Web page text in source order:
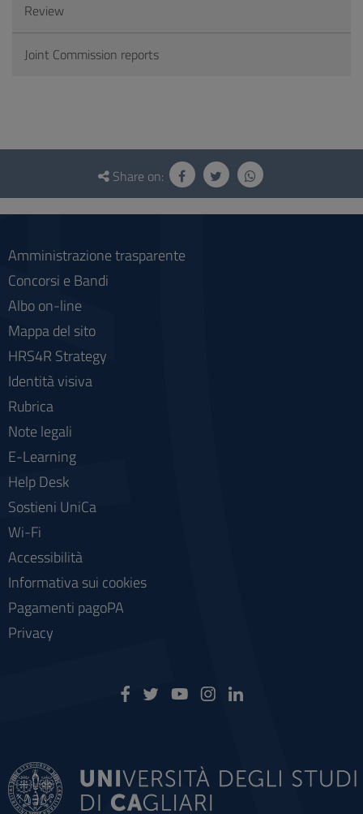
Review
Joint Commission reports
Questionnaire
social
Share on:
Amministrazione trasparente
Concorsi e Bandi
Albo on-line
Mappa del sito
HRS4R Strategy
Identità visiva
Rubrica
Note legali
E-Learning
Help Desk
Sostieni UniCa
Wi-Fi
Accessibilità
Informativa sui cookies
Pagamenti pagoPA
Privacy